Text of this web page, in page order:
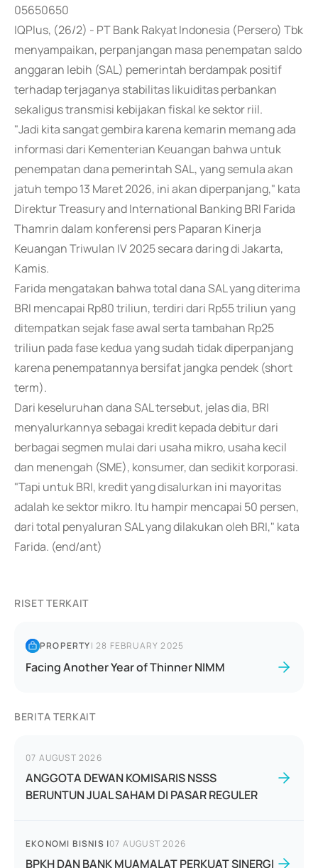
05650650
IQPlus, (26/2) - PT Bank Rakyat Indonesia (Persero) Tbk
menyampaikan, perpanjangan masa penempatan saldo
anggaran lebih (SAL) pemerintah berdampak positif
terhadap terjaganya stabilitas likuiditas perbankan
sekaligus transmisi kebijakan fiskal ke sektor riil.
"Jadi kita sangat gembira karena kemarin memang ada
informasi dari Kementerian Keuangan bahwa untuk
penempatan dana pemerintah SAL, yang semula akan
jatuh tempo 13 Maret 2026, ini akan diperpanjang," kata
Direktur Treasury and International Banking BRI Farida
Thamrin dalam konferensi pers Paparan Kinerja
Keuangan Triwulan IV 2025 secara daring di Jakarta,
Kamis.
Farida mengatakan bahwa total dana SAL yang diterima
BRI mencapai Rp80 triliun, terdiri dari Rp55 triliun yang
ditempatkan sejak fase awal serta tambahan Rp25
triliun pada fase kedua yang sudah tidak diperpanjang
karena penempatannya bersifat jangka pendek (short
term).
Dari keseluruhan dana SAL tersebut, jelas dia, BRI
menyalurkannya sebagai kredit kepada debitur dari
berbagai segmen mulai dari usaha mikro, usaha kecil
dan menengah (SME), konsumer, dan sedikit korporasi.
"Tapi untuk BRI, kredit yang disalurkan ini mayoritas
adalah ke sektor mikro. Itu hampir mencapai 50 persen,
dari total penyaluran SAL yang dilakukan oleh BRI," kata
Farida. (end/ant)
RISET TERKAIT
PROPERTY|28 FEBRUARY 2025
Facing Another Year of Thinner NIMM
BERITA TERKAIT
07 AUGUST 2026
ANGGOTA DEWAN KOMISARIS NSSS
BERUNTUN JUAL SAHAM DI PASAR REGULER
EKONOMI BISNIS |07 AUGUST 2026
BPKH DAN BANK MUAMALAT PERKUAT SINERGI